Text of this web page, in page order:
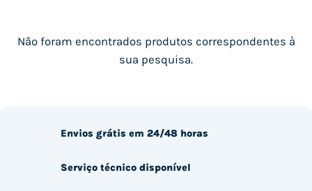
Não foram encontrados produtos correspondentes à
sua pesquisa.
Envios grátis em 24/48 horas
Serviço técnico disponível